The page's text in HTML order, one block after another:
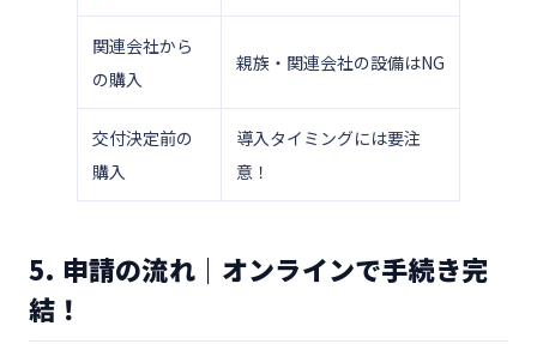
関連会社から
の購入
親族・関連会社の設備はNG
交付決定前の
購入
導入タイミングには要注
意！
5. 申請の流れ｜オンラインで手続き完
結！